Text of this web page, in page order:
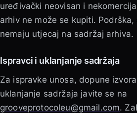
uređivački neovisan i
arhiv ne može se kupiti.
nemaju utjecaj na sadržaj arhiva.
Ispravci i uklanjanje sadržaja
Za ispravke unosa, dopune
uklanjanje sadržaja javite se na
grooveprotocoleu@gmail.com.